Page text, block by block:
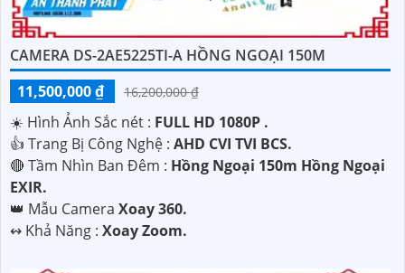
CAMERA DS-2AE5225TI-A HỒNG NGOẠI 150M
11,500,000 ₫
16,200,000 ₫
☀️ Hình Ảnh Sắc nét : FULL HD 1080P .
👍 Trang Bị Công Nghệ : AHD CVI TVI BCS.
🔴 Tầm Nhìn Ban Đêm : Hồng Ngoại 150m Hồng Ngoại
EXIR.
👑 Mẫu Camera Xoay 360.
️↭ Khả Năng : Xoay Zoom.